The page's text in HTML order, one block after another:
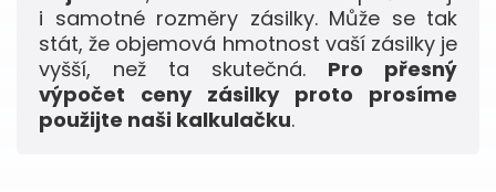
i samotné rozměry zásilky. Může se tak
stát, že objemová hmotnost vaší zásilky je
vyšší, než ta skutečná. Pro přesný
výpočet ceny zásilky proto prosíme
použijte naši kalkulačku.